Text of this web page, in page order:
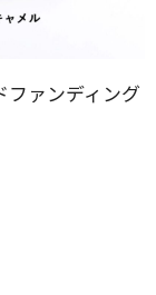
ファンディング